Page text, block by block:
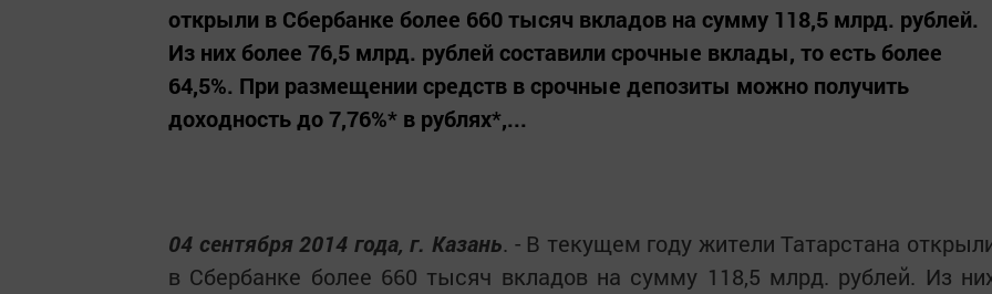
открыли в Сбербанке более 660 тысяч вкладов на сумму 118,5 млрд. рублей.
Из них более 76,5 млрд. рублей составили срочные вклады, то есть более
64,5%. При размещении средств в срочные депозиты можно получить
доходность до 7,76%* в рублях*,...
04 сентября 2014 года, г. Казань. - В текущем году жители Татарстана
в Сбербанке более 660 тысяч вкладов на сумму 118,5 млрд. рублей. Из